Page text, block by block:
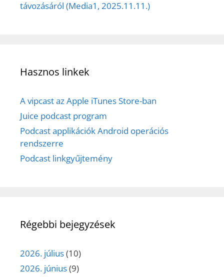
távozásáról (Media1, 2025.11.11.)
Hasznos linkek
A vipcast az Apple iTunes Store-ban
Juice podcast program
Podcast applikációk Android operációs
rendszerre
Podcast linkgyűjtemény
Régebbi bejegyzések
2026. július(10)
2026. június(9)